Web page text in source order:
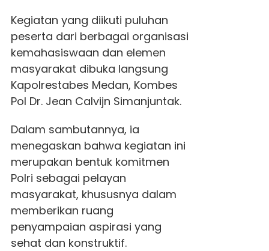
Kegiatan yang diikuti puluhan
peserta dari berbagai organisasi
kemahasiswaan dan elemen
masyarakat dibuka langsung
Kapolrestabes Medan, Kombes
Pol Dr. Jean Calvijn Simanjuntak.
Dalam sambutannya, ia
menegaskan bahwa kegiatan ini
merupakan bentuk komitmen
Polri sebagai pelayan
masyarakat, khususnya dalam
memberikan ruang
penyampaian aspirasi yang
sehat dan konstruktif.